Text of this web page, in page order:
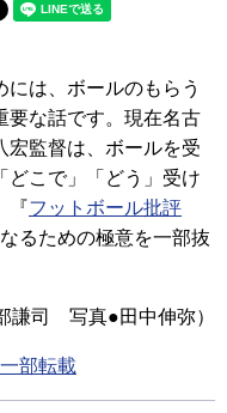
は、ボールのもらう
要な話です。現在名古
宏監督は、ボールを受
どこで」「どう」受け
『フットボール批評
るための極意を一部抜
謙司 写真●田中伸弥）
部転載